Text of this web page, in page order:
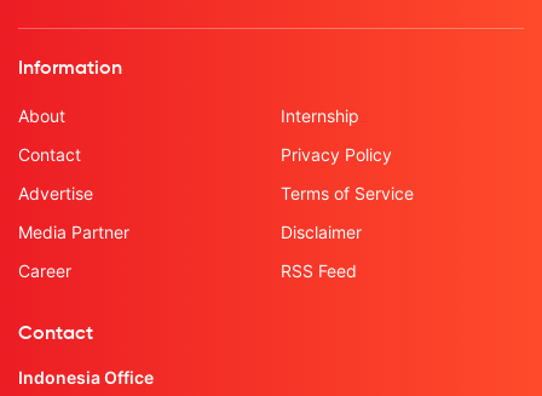
Information
About
Contact
Advertise
Media Partner
Career
Internship
Privacy Policy
Terms of Service
Disclaimer
RSS Feed
Contact
Indonesia Office